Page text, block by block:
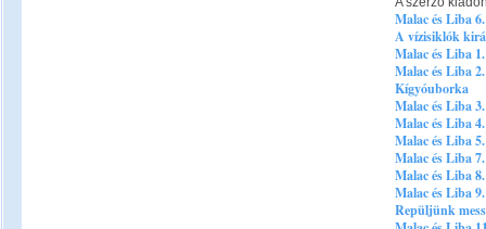
Malac és Liba
A vízisiklók
Malac és Liba
Malac és Liba
Kígyóuborka
Malac és Liba
Malac és Liba
Malac és Liba
Malac és Liba
Malac és Liba
Malac és Liba
Repüljünk